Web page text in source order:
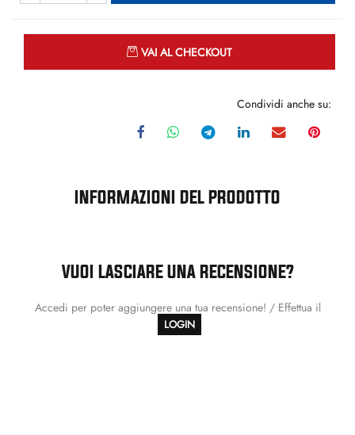
VAI AL CHECKOUT
Condividi anche su:
INFORMAZIONI DEL PRODOTTO
VUOI LASCIARE UNA RECENSIONE?
Accedi per poter aggiungere una tua recensione! / Effettua il
LOGIN